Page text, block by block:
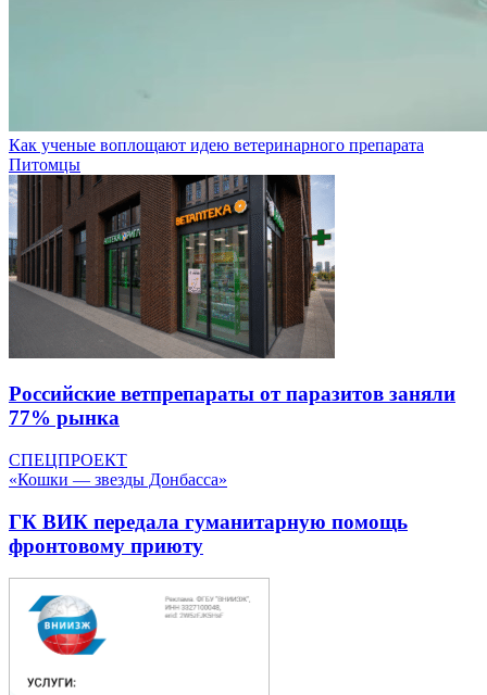
Как ученые воплощают идею ветеринарного препарата
Питомцы
Российские ветпрепараты от паразитов заняли
77% рынка
СПЕЦПРОЕКТ
«Кошки — звезды Донбасса»
ГК ВИК передала гуманитарную помощь
фронтовому приюту